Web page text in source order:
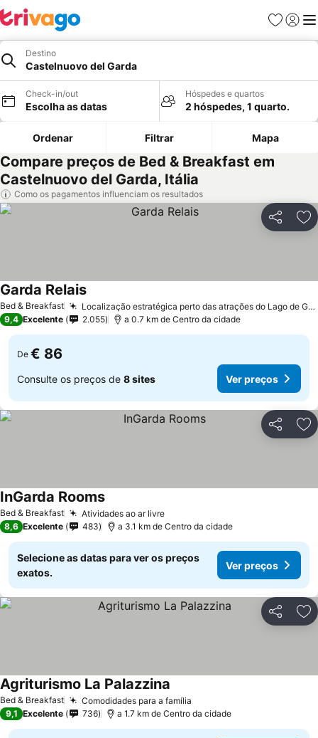
Favoritos
Iniciar
Destino
Castelnuovo del Garda
Check-in/out
Escolha as datas
Hóspedes e quartos
2 hóspedes, 1 quarto.
Ordenar Filtrar Mapa
Compare preços de Bed & Breakfast em
Castelnuovo del Garda, Itália
Como os pagamentos influenciam os resultados
Partilhar
Bed & Breakfast Localização estratégica perto das atrações do Lago de Garda
Garda Relais
9,4 Excelente 2.055 a 0.7 km de Centro da cidade
De € 86
Consulte os preços de 8 sites Ver preços
Partilhar
Bed & Breakfast Atividades ao ar livre
InGarda Rooms
8,6 Excelente 483 a 3.1 km de Centro da cidade
Selecione as datas para ver os preços
exatos.
Ver preços
Partilhar
Bed & Breakfast Comodidades para a família
Agriturismo La Palazzina
9,1 Excelente 736 a 1.7 km de Centro da cidade